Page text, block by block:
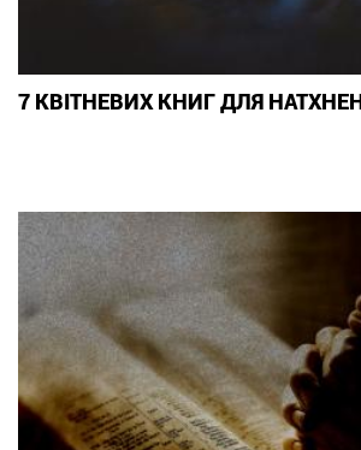
7 КВІТНЕВИХ КНИГ ДЛЯ